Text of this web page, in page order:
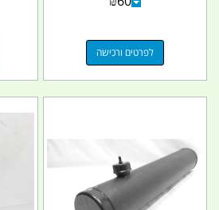
לפרטים ורכישה